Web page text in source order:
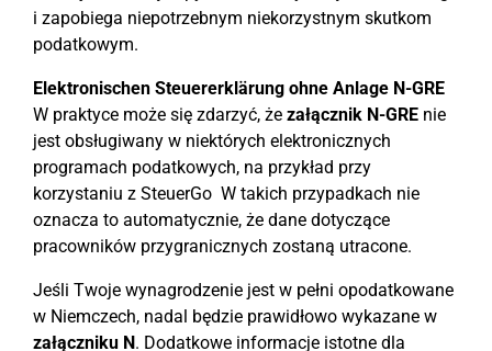
i zapobiega niepotrzebnym niekorzystnym skutkom
podatkowym.
Elektronischen Steuererklärung ohne Anlage N-GRE
W praktyce może się zdarzyć, że załącznik N-GRE nie
jest obsługiwany w niektórych elektronicznych
programach podatkowych, na przykład przy
korzystaniu z SteuerGo W takich przypadkach nie
oznacza to automatycznie, że dane dotyczące
pracowników przygranicznych zostaną utracone.
Jeśli Twoje wynagrodzenie jest w pełni opodatkowane
w Niemczech, nadal będzie prawidłowo wykazane w
załączniku N. Dodatkowe informacje istotne dla